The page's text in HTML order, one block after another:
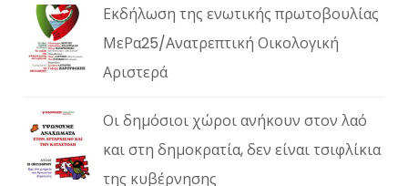
Εκδήλωση της ενωτικής πρωτοβουλίας
ΜεΡα25/Ανατρεπτική Οικολογική
Αριστερά
Οι δημόσιοι χώροι ανήκουν στον λαό
και στη δημοκρατία, δεν είναι τσιφλίκια
της κυβέρνησης